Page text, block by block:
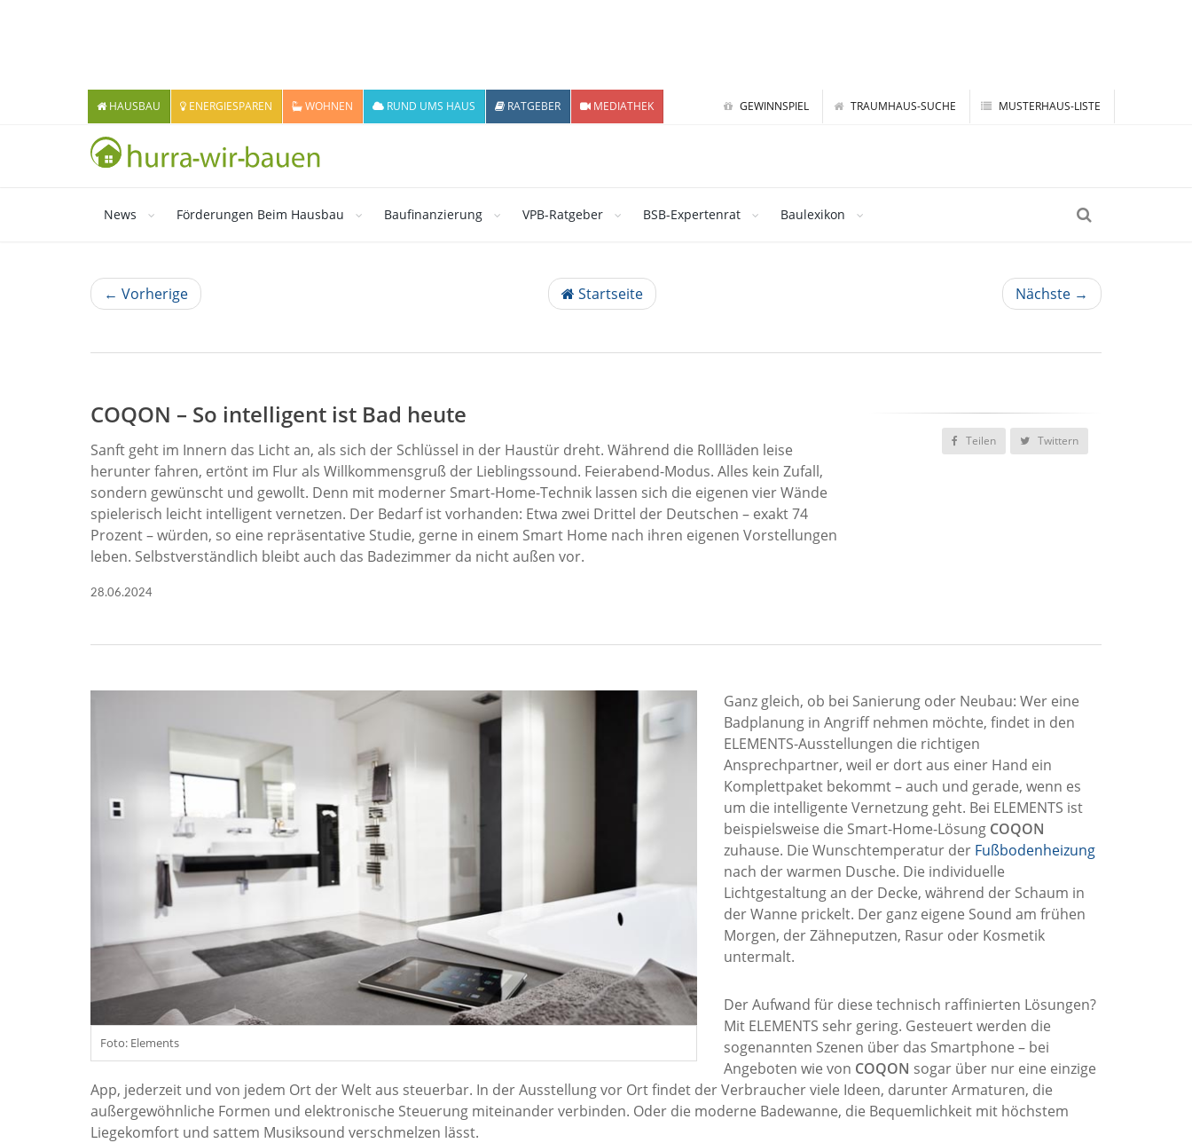
GEWINNSPIEL TRAUMHAUS-SUCHE MUSTERHAUS-LISTE
HAUSBAU ENERGIESPAREN WOHNEN RUND UMS HAUS RATGEBER MEDIATHEK
News Förderungen Beim Hausbau Baufinanzierung VPB-Ratgeber BSB-Expertenrat Baulexikon
← Vorherige Startseite Nächste →
COQON – So intelligent ist Bad heute
Sanft geht im Innern das Licht an, als sich der Schlüssel in der Haustür dreht. Während die Rollläden leise
herunter fahren, ertönt im Flur als Willkommensgruß der Lieblingssound. Feierabend-Modus. Alles kein Zufall,
sondern gewünscht und gewollt. Denn mit moderner Smart-Home-Technik lassen sich die eigenen vier Wände
spielerisch leicht intelligent vernetzen. Der Bedarf ist vorhanden: Etwa zwei Drittel der Deutschen – exakt 74
Prozent – würden, so eine repräsentative Studie, gerne in einem Smart Home nach ihren eigenen Vorstellungen
leben. Selbstverständlich bleibt auch das Badezimmer da nicht außen vor.
28.06.2024
Teilen Twittern
Foto: Elements
Ganz gleich, ob bei Sanierung oder Neubau: Wer eine
Badplanung in Angriff nehmen möchte, findet in den
ELEMENTS-Ausstellungen die richtigen
Ansprechpartner, weil er dort aus einer Hand ein
Komplettpaket bekommt – auch und gerade, wenn es
um die intelligente Vernetzung geht. Bei ELEMENTS ist
beispielsweise die Smart-Home-Lösung COQON
zuhause. Die Wunschtemperatur der Fußbodenheizung
nach der warmen Dusche. Die individuelle
Lichtgestaltung an der Decke, während der Schaum in
der Wanne prickelt. Der ganz eigene Sound am frühen
Morgen, der Zähneputzen, Rasur oder Kosmetik
untermalt.
Der Aufwand für diese technisch raffinierten Lösungen?
Mit ELEMENTS sehr gering. Gesteuert werden die
sogenannten Szenen über das Smartphone – bei
Angeboten wie von COQON sogar über nur eine einzige
App, jederzeit und von jedem Ort der Welt aus steuerbar. In der Ausstellung vor Ort findet der Verbraucher viele Ideen, darunter Armaturen, die
außergewöhnliche Formen und elektronische Steuerung miteinander verbinden. Oder die moderne Badewanne, die Bequemlichkeit mit höchstem
Liegekomfort und sattem Musiksound verschmelzen lässt.